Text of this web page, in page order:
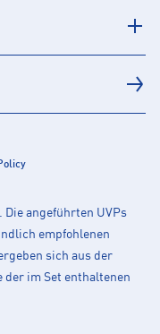
angeführten UVPs
empfohlenen
sich aus der
im Set enthaltenen